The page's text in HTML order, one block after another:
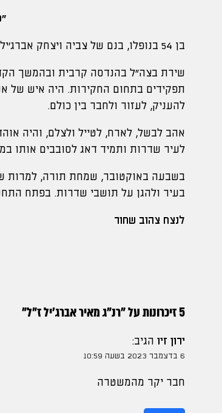
בן 54 בנופלו, בנם של צביה ויצחק אברג’יל ז”ל, נולד וגדל בשדרות. הותיר אחריו בת ובת זוג.
תפקידים בתחום החקירות. היה איש של
להעניק, לעזור ולחבר בין כולם.
אהב לבשל, לארח, לטייל ולצלם, והיה
לעיר שדרות ותמיד דאג לסובבים אותו
בשבעה באוקטובר, שמחת תורה, למרות
בעיר ולהגן על תושבי שדרות. בפתח
לנצח צהוב שחור
5 זיכרונות על " רנ"ג מאיר אברג'יל ז"ל"
ירון זיו הגיב:
6 בדצמבר 2023 בשעה 10:59
חבר יקר מהמשטרה